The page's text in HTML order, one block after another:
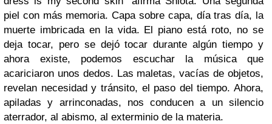
piel con más memoria. Capa sobre capa, día tras día, la
muerte imbricada en la vida. El piano está roto, no se
deja tocar, pero se dejó tocar durante algún tiempo y
ahora existe, podemos escuchar la música que
acariciaron unos dedos. Las maletas, vacías de objetos,
revelan necesidad y tránsito, el paso del tiempo. Ahora,
apiladas y arrinconadas, nos conducen a un silencio
aterrador, al abismo, al exterminio de la materia.